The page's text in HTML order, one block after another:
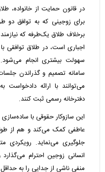
در قانون حمایت از خانواده،
برای زوجینی که به توافق دو
برخلاف طلاق یک‌طرفه که
اجباری است، در طلاق توافقی
سهولت بیشتری انجام
سامانه تصمیم و گذراندن
می‌توانند با ارائه دادخواست
دفترخانه رسمی ثبت کنند.
این سازوکار حقوقی با
عاطفی کمک می‌کند و هم از
جلوگیری می‌نماید.
انسانی زوجین احترام
منفی ناشی از جدایی را به